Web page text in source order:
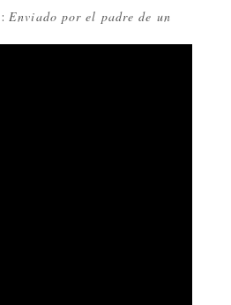
:Enviado por el padre de un